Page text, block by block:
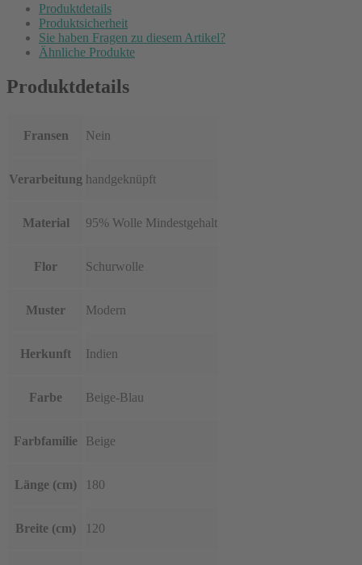
Produktdetails
Produktsicherheit
Sie haben Fragen zu diesem Artikel?
Ähnliche Produkte
Produktdetails
Fransen Nein
Verarbeitung handgeknüpft
Material 95% Wolle Mindestgehalt
Flor Schurwolle
Muster Modern
Herkunft Indien
Farbe Beige-Blau
Farbfamilie Beige
Länge (cm) 180
Breite (cm) 120